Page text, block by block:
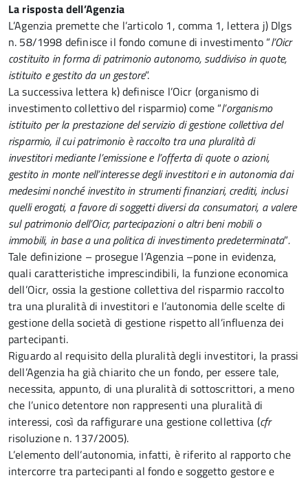
La risposta dell’Agenzia
L’Agenzia premette che l’articolo 1, comma 1, lettera j) Dlgs
n. 58/1998 definisce il fondo comune di investimento “l’Oicr
costituito in forma di patrimonio autonomo, suddiviso in quote,
istituito e gestito da un gestore”.
La successiva lettera k) definisce l’Oicr (organismo di
investimento collettivo del risparmio) come “l’organismo
istituito per la prestazione del servizio di gestione collettiva del
risparmio, il cui patrimonio è raccolto tra una pluralità di
investitori mediante l’emissione e l’offerta di quote o azioni,
gestito in monte nell’interesse degli investitori e in autonomia dai
medesimi nonché investito in strumenti finanziari, crediti, inclusi
quelli erogati, a favore di soggetti diversi da consumatori, a valere
sul patrimonio dell’Oicr, partecipazioni o altri beni mobili o
immobili, in base a una politica di investimento predeterminata”.
Tale definizione – prosegue l’Agenzia –pone in evidenza,
quali caratteristiche imprescindibili, la funzione economica
dell’Oicr, ossia la gestione collettiva del risparmio raccolto
tra una pluralità di investitori e l’autonomia delle scelte di
gestione della società di gestione rispetto all’influenza dei
partecipanti.
Riguardo al requisito della pluralità degli investitori, la prassi
dell’Agenzia ha già chiarito che un fondo, per essere tale,
necessita, appunto, di una pluralità di sottoscrittori, a meno
che l’unico detentore non rappresenti una pluralità di
interessi, così da raffigurare una gestione collettiva (cfr
risoluzione n. 137/2005).
L’elemento dell’autonomia, infatti, è riferito al rapporto che
intercorre tra partecipanti al fondo e soggetto gestore e